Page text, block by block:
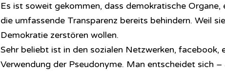
Es ist soweit gekommen, dass demokratische Organe,
die umfassende Transparenz bereits behindern. Weil
Demokratie zerstören wollen.
Sehr beliebt ist in den sozialen Netzwerken, facebook,
Verwendung der Pseudonyme. Man entscheidet sich